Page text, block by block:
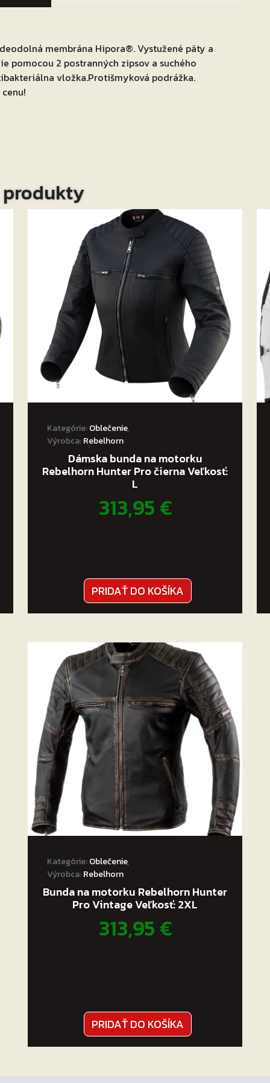
membrána Hipora®. Vystužené päty a
pomocou 2 postranných zipsov a suchého
vložka.Protišmyková podrážka.
Kategórie:Oblečenie,
Výrobca:Rebelhorn
Dámska bunda na motorku
Rebelhorn Hunter Pro čierna Veľkosť:
L
313,95€
PRIDAŤ DO KOŠÍKA
Kategórie:Oblečenie,
Výrobca:Rebelhorn
Bunda na motorku Rebelhorn Hunter
Pro Vintage Veľkosť: 2XL
313,95€
PRIDAŤ DO KOŠÍKA